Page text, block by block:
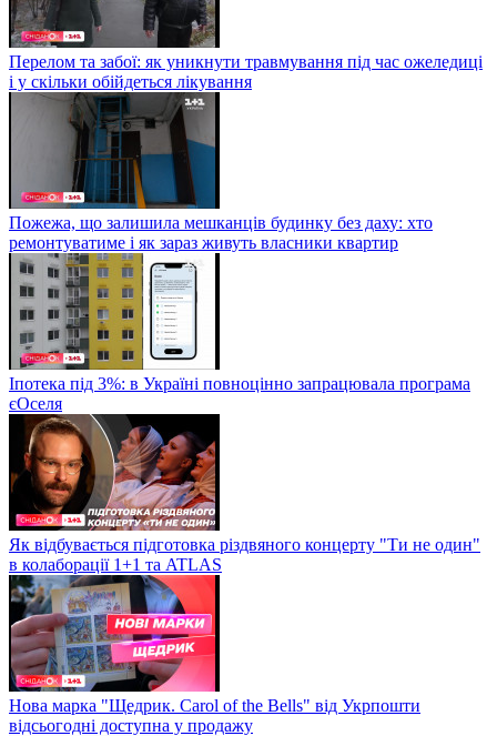
Перелом та забої: як уникнути травмування під час ожеледиці
і у скільки обійдеться лікування
Пожежа, що залишила мешканців будинку без даху: хто
ремонтуватиме і як зараз живуть власники квартир
Іпотека під 3%: в Україні повноцінно запрацювала програма
єОселя
Як відбувається підготовка різдвяного концерту "Ти не один"
в колаборації 1+1 та ATLAS
Нова марка "Щедрик. Carol of the Bells" від Укрпошти
відсьогодні доступна у продажу